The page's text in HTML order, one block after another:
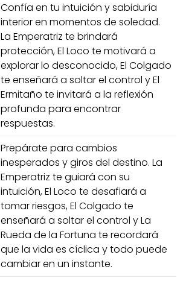
Confía en tu intuición y sabiduría
interior en momentos de soledad.
La Emperatriz te brindará
protección, El Loco te motivará a
explorar lo desconocido, El Colgado
te enseñará a soltar el control y El
Ermitaño te invitará a la reflexión
profunda para encontrar
respuestas.
Prepárate para cambios
inesperados y giros del destino. La
Emperatriz te guiará con su
intuición, El Loco te desafiará a
tomar riesgos, El Colgado te
enseñará a soltar el control y La
Rueda de la Fortuna te recordará
que la vida es cíclica y todo puede
cambiar en un instante.